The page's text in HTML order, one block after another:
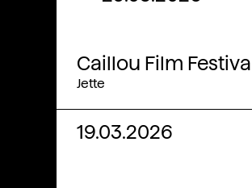
Caillou Film
Jette
19.03.2026